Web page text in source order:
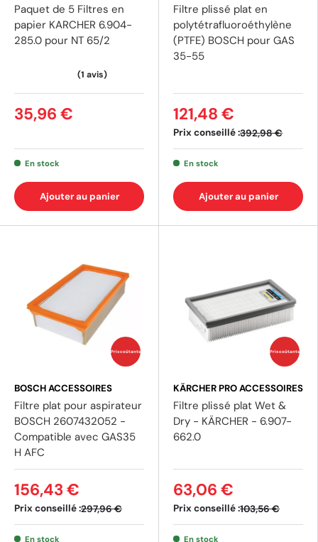
Paquet de 5 Filtres en
papier KARCHER 6.904-
285.0 pour NT 65/2
35,96 €
En stock
Ajouter au panier
Filtre plissé plat en
polytétrafluoroéthylène
(PTFE) BOSCH pour GAS
35-55
Prix conseillé :392,98 €
121,48 €
En stock
Ajouter au panier
Prix coûtants
BOSCH ACCESSOIRES
Filtre plat pour aspirateur
BOSCH 2607432052 -
Compatible avec GAS35
H AFC
Prix conseillé :297,96 €
156,43 €
En stock
Prix coûtants
KÄRCHER PRO ACCESSOIRES
Filtre plissé plat Wet &
Dry - KÄRCHER - 6.907-
662.0
Prix conseillé :103,56 €
63,06 €
En stock